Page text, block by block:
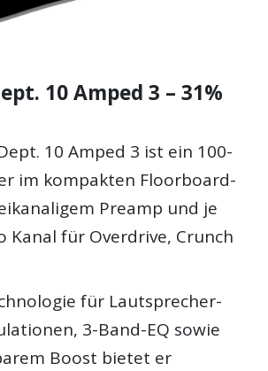
10 Amped 3 – 31%
10 Amped 3 ist ein 100-
im kompakten Floorboard-
Preamp und je
Kanal für Overdrive, Crunch
für Lautsprecher-
3-Band-EQ sowie
Boost bietet er